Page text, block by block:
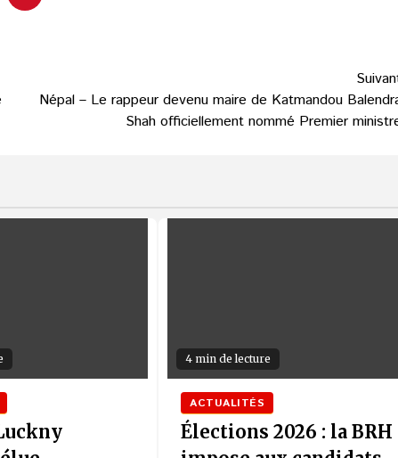
Népal – Le rappeur devenu maire de Katmandou
Shah officiellement nommé Premier
4 min de lecture
ACTUALITÉS
Élections 2026 : la BRH